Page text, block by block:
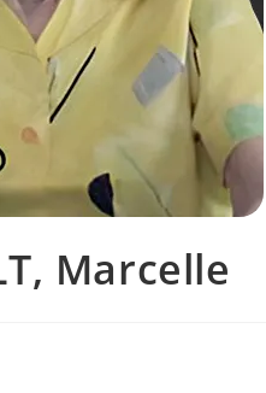
Marcelle